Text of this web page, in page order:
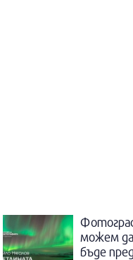
можем да
бъде